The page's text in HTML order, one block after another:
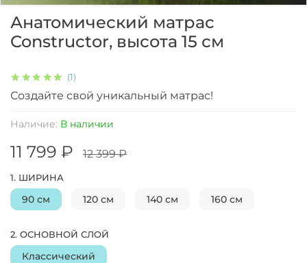
(1)
Наличие: В наличии
Анатомический матрас
Constructor, высота 15 см
11 799 ₽ 12 399 ₽
1. ШИРИНА
90 см 120 см 140 см 160 см
2. ОСНОВНОЙ СЛОЙ
Классический
Создайте свой уникальный матрас!